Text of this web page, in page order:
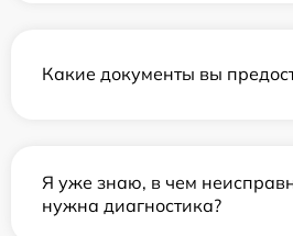
Какие документы вы
Я уже знаю, в чем
нужна диагностика?